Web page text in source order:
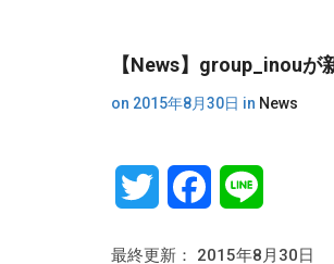
【News】group_inouが
on 2015年8月30日 in News
Twitter Facebook
最終更新： 2015年8月30日